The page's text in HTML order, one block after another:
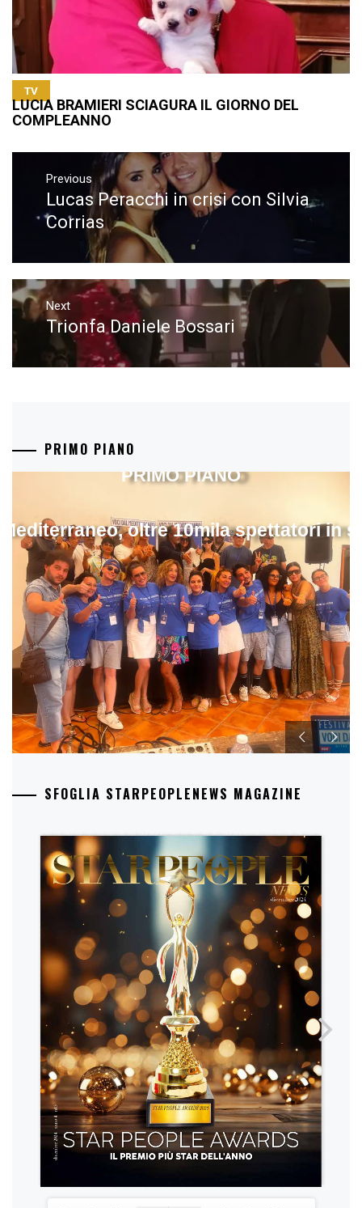
TV
LUCIA BRAMIERI SCIAGURA IL GIORNO DEL
COMPLEANNO
Navigazione
articoli
Previous
Previous
post:
Lucas Peracchi in crisi con Silvia
Corrias
Next
Next
post:
Trionfa Daniele Bossari
PRIMO PIANO
oltre 10mila spettatori in
PRIMO PIANO
SFOGLIA STARPEOPLENEWS MAGAZINE